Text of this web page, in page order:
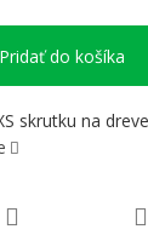
Pridať do košíka
skrutku na